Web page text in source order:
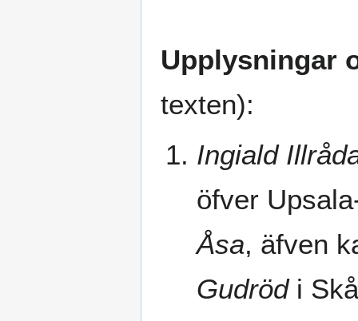
Upplysningar
texten):
Ingiald
öfver
Åsa, äfven
Gudrödi